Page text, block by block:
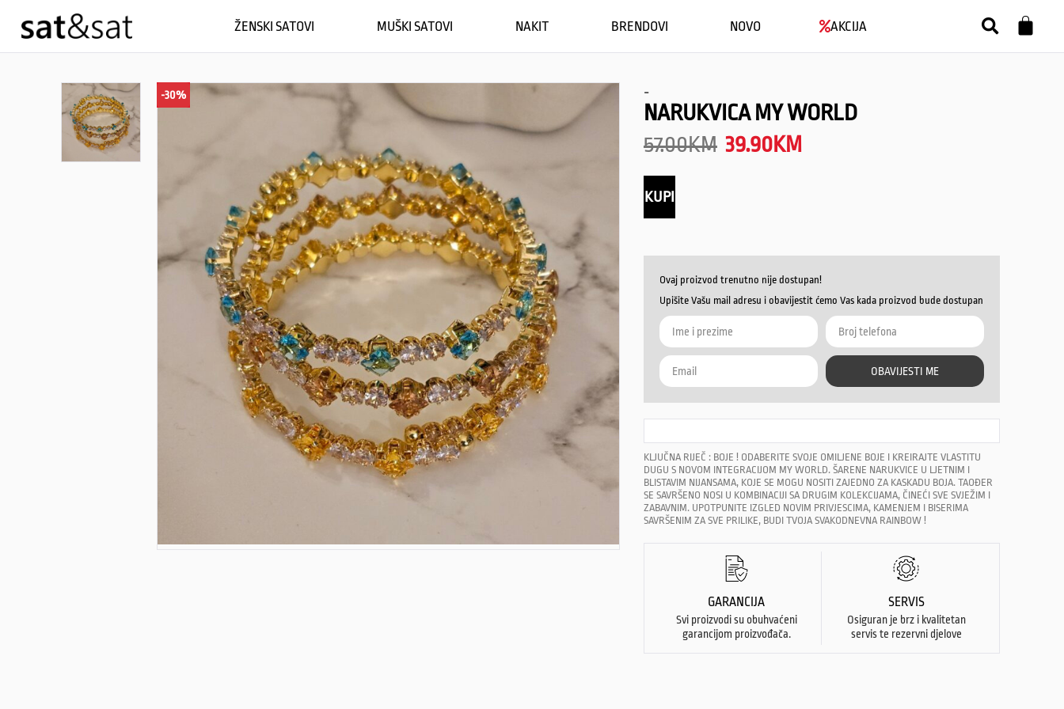
ŽENSKI SATOVI MUŠKI SATOVI NAKIT BRENDOVI NOVO AKCIJA
-30% -
NARUKVICA MY WORLD
57.00KM 39.90KM
KUPI
Ovaj proizvod trenutno nije dostupan!
Upišite Vašu mail adresu i obavijestit ćemo Vas kada proizvod bude dostupan
OBAVIJESTI ME
KLJUČNA RIJEČ : BOJE ! ODABERITE SVOJE OMILJENE BOJE I KREIRAJTE VLASTITU
DUGU S NOVOM INTEGRACIJOM MY WORLD. ŠARENE NARUKVICE U LJETNIM I
BLISTAVIM NIJANSAMA, KOJE SE MOGU NOSITI ZAJEDNO ZA KASKADU BOJA. TAOĐER
SE SAVRŠENO NOSI U KOMBINACIJI SA DRUGIM KOLEKCIJAMA, ČINEĆI SVE SVJEŽIM I
ZABAVNIM. UPOTPUNITE IZGLED NOVIM PRIVJESCIMA, KAMENJEM I BISERIMA
SAVRŠENIM ZA SVE PRILIKE, BUDI TVOJA SVAKODNEVNA RAINBOW !
GARANCIJA
Svi proizvodi su obuhvaćeni
garancijom proizvođača.
SERVIS
Osiguran je brz i kvalitetan
servis te rezervni djelove